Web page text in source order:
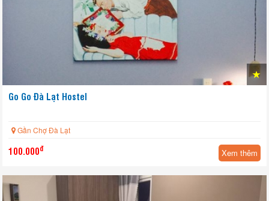
Go Go Đà Lạt Hostel
Gần Chợ Đà Lạt
100.000đ Xem thêm